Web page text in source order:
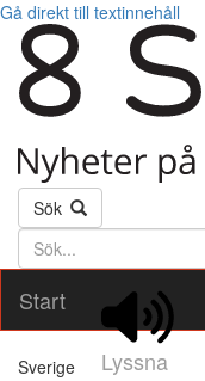
Gå direkt till textinnehåll
Sök
Söktext
Start
Lyssna
Sverige